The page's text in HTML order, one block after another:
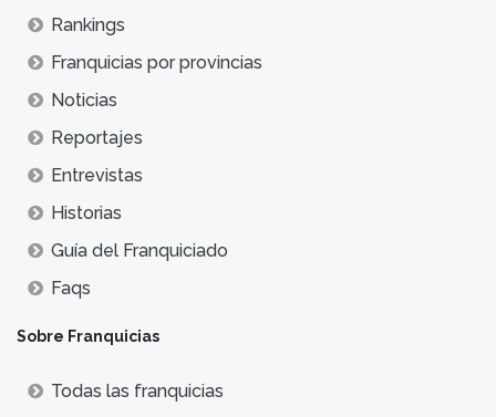
Rankings
Franquicias por provincias
Noticias
Reportajes
Entrevistas
Historias
Guía del Franquiciado
Faqs
Sobre Franquicias
Todas las franquicias